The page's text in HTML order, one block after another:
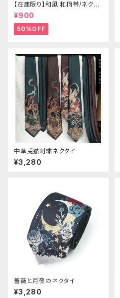
【在庫限り】和風 和柄帯/ネクタ
イ/リボン（狐面/金魚
¥900
50%OFF
中華兎猫刺繍ネクタイ
¥3,280
薔薇と月夜のネクタイ
¥3,280